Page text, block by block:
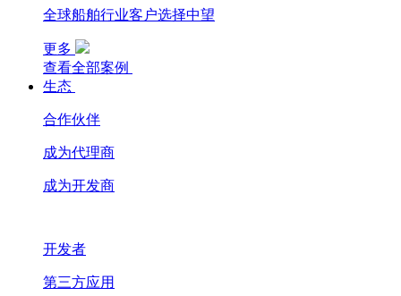
全球船舶行业客户选择中望
更多
查看全部案例
生态
合作伙伴
成为代理商
成为开发商
开发者
第三方应用